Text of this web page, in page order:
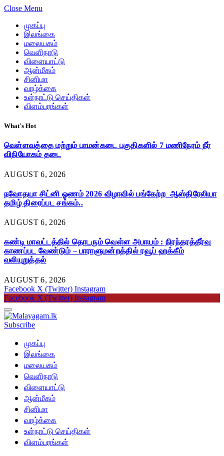
Close Menu
முகப்பு
இலங்கை
மலையகம்
வெளிநாடு
விளையாட்டு
ஆன்மீகம்
சினிமா
வாழ்க்கை
உள்நாட்டு செய்திகள்
விளம்பரங்கள்
What's Hot
வெள்ளவத்தை மற்றும் பாமன்கடை பகுதிகளில் 7 மணிநேரம் நீர்
விநியோகம் தடை
AUGUST 6, 2026
நவோதயா சிட்னி ஓணம் 2026 விழாவில் பங்கேற்ற ஆஸ்திரேலியா
தமிழ் திரைப்பட சங்கம்..
AUGUST 6, 2026
கண்டி மாவட்டத்தில் தொடரும் வெள்ள அபாயம் : நிரந்தரத்தீர்வு
காணப்பட வேண்டும் – பாராளுமன்றத்தில் ரவூப் ஹக்கீம்
வலியுறுத்தல்
AUGUST 6, 2026
Facebook X (Twitter) Instagram
Facebook X (Twitter) Instagram
Subscribe
முகப்பு
இலங்கை
மலையகம்
வெளிநாடு
விளையாட்டு
ஆன்மீகம்
சினிமா
வாழ்க்கை
உள்நாட்டு செய்திகள்
விளம்பரங்கள்